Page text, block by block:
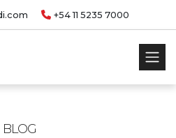
+54 11 5235 7000
BLOG